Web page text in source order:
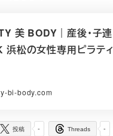
美 BODY｜産後・子連
浜松の女性専用ピラティ
bi-body.com
-
投稿 -
Threads